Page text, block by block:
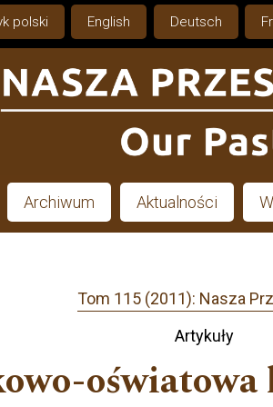
polski English Deutsch
Archiwum Aktualności
Tom 115 (2011): Nasza
Artykuły